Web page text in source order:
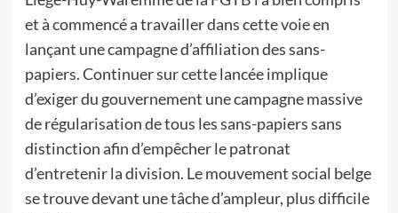
et à commencé a travailler dans cette voie en
lançant une campagne d’affiliation des sans-
papiers. Continuer sur cette lancée implique
d’exiger du gouvernement une campagne massive
de régularisation de tous les sans-papiers sans
distinction afin d’empêcher le patronat
d’entretenir la division. Le mouvement social belge
se trouve devant une tâche d’ampleur, plus difficile